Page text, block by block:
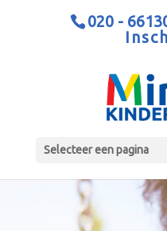
020 -
Selecteer een pagina